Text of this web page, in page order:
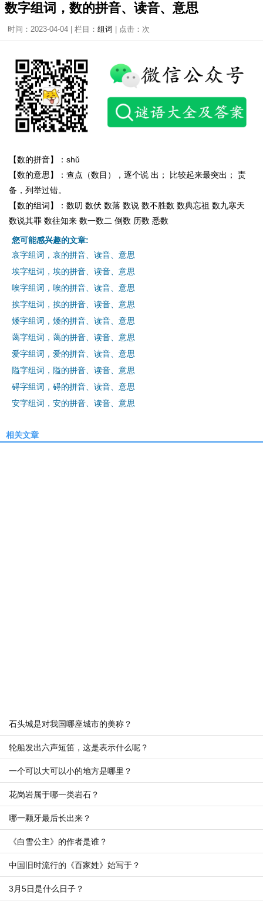
数字组词，数的拼音、读音、意思
时间：2023-04-04 | 栏目： 组词 | 点击： 次
【数的拼音】：shǔ
【数的意思】：查点（数目），逐个说 出； 比较起来最突出； 责
备，列举过错。
【数的组词】：数叨 数伏 数落 数说 数不胜数 数典忘祖 数九寒天
数说其罪 数往知来 数一数二 倒数 历数 悉数
您可能感兴趣的文章:
哀字组词，哀的拼音、读音、意思
埃字组词，埃的拼音、读音、意思
唉字组词，唉的拼音、读音、意思
挨字组词，挨的拼音、读音、意思
矮字组词，矮的拼音、读音、意思
蔼字组词，蔼的拼音、读音、意思
爱字组词，爱的拼音、读音、意思
隘字组词，隘的拼音、读音、意思
碍字组词，碍的拼音、读音、意思
安字组词，安的拼音、读音、意思
相关文章
石头城是对我国哪座城市的美称？
轮船发出六声短笛，这是表示什么呢？
一个可以大可以小的地方是哪里？
花岗岩属于哪一类岩石？
哪一颗牙最后长出来？
《白雪公主》的作者是谁？
中国旧时流行的《百家姓》始写于？
3月5日是什么日子？